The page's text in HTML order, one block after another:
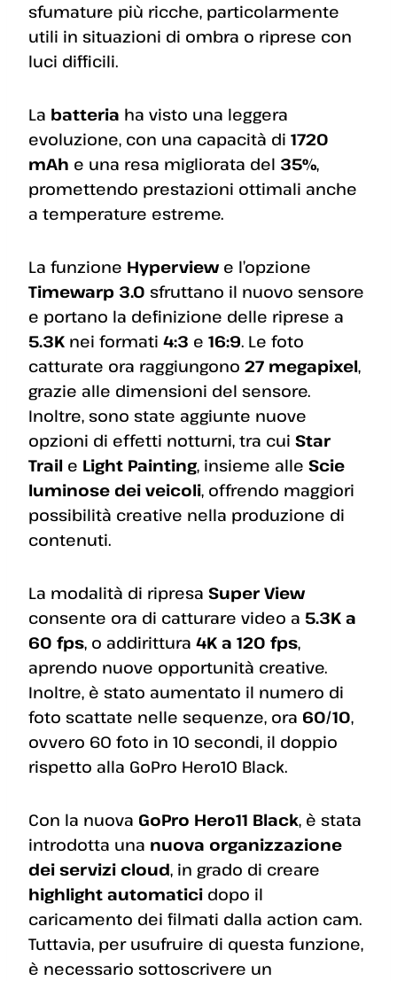
sfumature più ricche, particolarmente
utili in situazioni di ombra o riprese con
luci difficili.
La batteria ha visto una leggera
evoluzione, con una capacità di 1720
mAh e una resa migliorata del 35%,
promettendo prestazioni ottimali anche
a temperature estreme.
La funzione Hyperview e l’opzione
Timewarp 3.0 sfruttano il nuovo sensore
e portano la definizione delle riprese a
5.3K nei formati 4:3 e 16:9. Le foto
catturate ora raggiungono 27 megapixel,
grazie alle dimensioni del sensore.
Inoltre, sono state aggiunte nuove
opzioni di effetti notturni, tra cui Star
Trail e Light Painting, insieme alle Scie
luminose dei veicoli, offrendo maggiori
possibilità creative nella produzione di
contenuti.
La modalità di ripresa Super View
consente ora di catturare video a 5.3K a
60 fps, o addirittura 4K a 120 fps,
aprendo nuove opportunità creative.
Inoltre, è stato aumentato il numero di
foto scattate nelle sequenze, ora 60/10,
ovvero 60 foto in 10 secondi, il doppio
rispetto alla GoPro Hero10 Black.
Con la nuova GoPro Hero11 Black, è stata
introdotta una nuova organizzazione
dei servizi cloud, in grado di creare
highlight automatici dopo il
caricamento dei filmati dalla action cam.
Tuttavia, per usufruire di questa funzione,
è necessario sottoscrivere un